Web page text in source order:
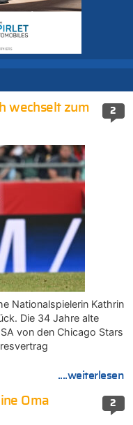
2
wechselt zum
Nationalspielerin Kathrin
Die 34 Jahre alte
von den Chicago Stars
....weiterlesen
2
Oma